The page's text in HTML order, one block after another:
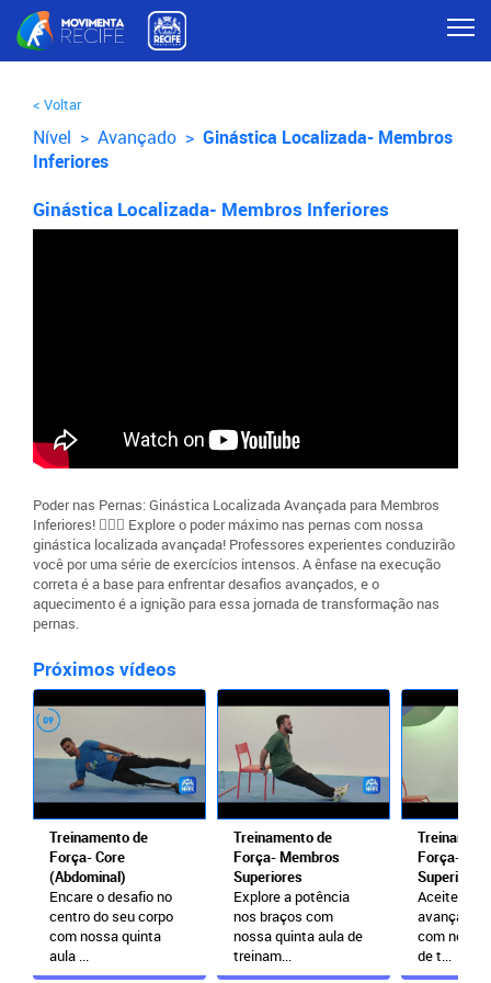
< Voltar
Nível > Avançado > Ginástica Localizada- Membros
Inferiores
Ginástica Localizada- Membros Inferiores
Poder nas Pernas: Ginástica Localizada Avançada para Membros
Inferiores! 🏋️‍♂️🔥 Explore o poder máximo nas pernas com nossa
ginástica localizada avançada! Professores experientes conduzirão
você por uma série de exercícios intensos. A ênfase na execução
correta é a base para enfrentar desafios avançados, e o
aquecimento é a ignição para essa jornada de transformação nas
pernas.
Próximos vídeos
Treinamento de
Força- Core
(Abdominal)
Encare o desafio no
centro do seu corpo
com nossa quinta
aula ...
Treinamento de
Força- Membros
Superiores
Explore a potência
nos braços com
nossa quinta aula de
treinam...
Força-
Superiores
Aceite o
avançado
com
de t...